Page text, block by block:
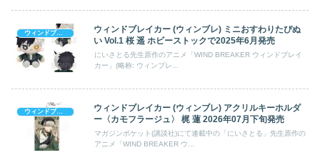
ウィンドブレイカー (ウィンブレ)
ウィンドブレイカー (ウィンブレ) ミニおすわりたぴぬ
い Vol.1 桜 遥 ホビーストックで2025年6月発売
にいさとる先生原作のアニメ「WIND BREAKER ウィンドブレイ
カー」(略称: ウィンブレ...
ウィンドブレイカー (ウィンブレ)
ウィンドブレイカー (ウィンブレ) アクリルキーホルダ
ー〈カモフラージュ〉 梶 蓮 2026年07月下旬発売
マガジンポケット(講談社)にて連載中の「にいさとる」先生原作の
アニメ「WIND BREAKER ウ...